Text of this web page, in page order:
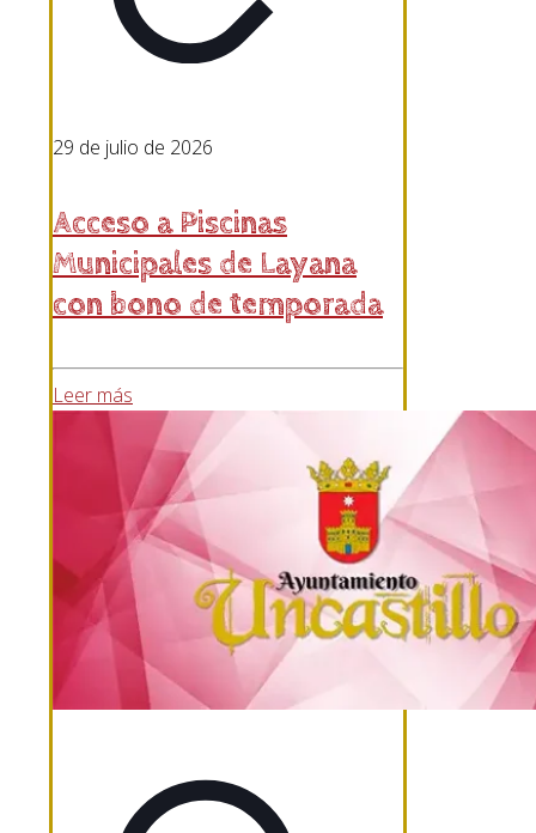
29 de julio de 2026
Acceso a Piscinas
Municipales de Layana
con bono de temporada
Leer más